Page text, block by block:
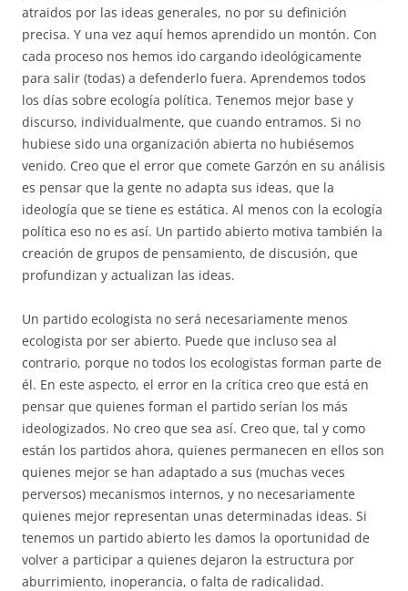
atraidos por las ideas generales, no por su definición
precisa. Y una vez aquí hemos aprendido un montón. Con
cada proceso nos hemos ido cargando ideológicamente
para salir (todas) a defenderlo fuera. Aprendemos todos
los días sobre ecología política. Tenemos mejor base y
discurso, individualmente, que cuando entramos. Si no
hubiese sido una organización abierta no hubiésemos
venido. Creo que el error que comete Garzón en su análisis
es pensar que la gente no adapta sus ideas, que la
ideología que se tiene es estática. Al menos con la ecología
política eso no es así. Un partido abierto motiva también la
creación de grupos de pensamiento, de discusión, que
profundizan y actualizan las ideas.
Un partido ecologista no será necesariamente menos
ecologista por ser abierto. Puede que incluso sea al
contrario, porque no todos los ecologistas forman parte de
él. En este aspecto, el error en la crítica creo que está en
pensar que quienes forman el partido serían los más
ideologizados. No creo que sea así. Creo que, tal y como
están los partidos ahora, quienes permanecen en ellos son
quienes mejor se han adaptado a sus (muchas veces
perversos) mecanismos internos, y no necesariamente
quienes mejor representan unas determinadas ideas. Si
tenemos un partido abierto les damos la oportunidad de
volver a participar a quienes dejaron la estructura por
aburrimiento, inoperancia, o falta de radicalidad.